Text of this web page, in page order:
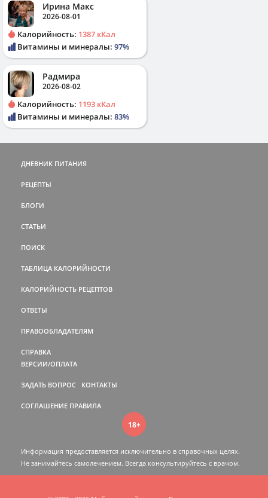
Ирина Макс
2026-08-01
Калорийность: 1387 кКал
Витамины и минералы: 97%
Радмира
2026-08-02
Калорийность: 1193 кКал
Витамины и минералы: 83%
ДНЕВНИК ПИТАНИЯ
РЕЦЕПТЫ
БЛОГИ
СТАТЬИ
ПОИСК
ТАБЛИЦА КАЛОРИЙНОСТИ
КАЛОРИЙНОСТЬ РЕЦЕПТОВ
ОТВЕТЫ
ПРАВООБЛАДАТЕЛЯМ
СПРАВКА
ВЕРСИИ/ОПЛАТА
ЗАДАТЬ ВОПРОС КОНТАКТЫ
СОГЛАШЕНИЕ ПРАВИЛА
18+
Информация предоставляется исключительно в справочных целях.
Не занимайтесь самолечением. Всегда консультируйтесь c врачом.